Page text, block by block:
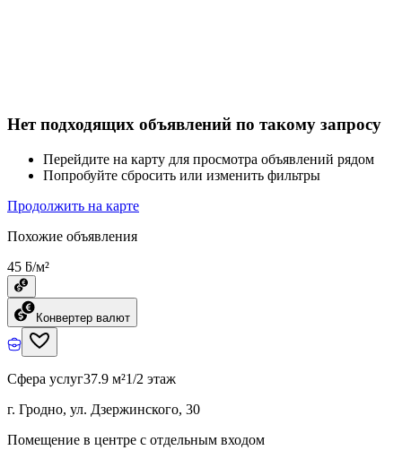
Нет подходящих объявлений по такому запросу
Перейдите на карту для просмотра объявлений рядом
Попробуйте сбросить или изменить фильтры
Продолжить на карте
Похожие объявления
45 ƃ/м²
Конвертер валют
Сфера услуг37.9 м²1/2 этаж
г. Гродно, ул. Дзержинского, 30
Помещение в центре с отдельным входом